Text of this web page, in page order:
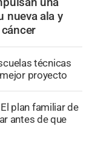
nueva ala y
técnicas
proyecto
El plan familiar de
antes de que